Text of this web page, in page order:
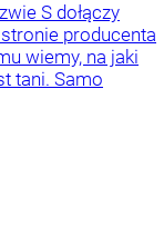
S dołączy
producenta
wiemy, na jaki
tani. Samo